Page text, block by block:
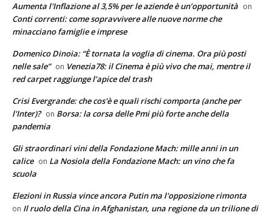
Aumenta l'Inflazione al 3,5% per le aziende è un’opportunità on
Conti correnti: come sopravvivere alle nuove norme che
minacciano famiglie e imprese
Domenico Dinoia: “È tornata la voglia di cinema. Ora più posti
nelle sale” on Venezia78: il Cinema è più vivo che mai, mentre il
red carpet raggiunge l’apice del trash
Crisi Evergrande: che cos'è e quali rischi comporta (anche per
l'Inter)? on Borsa: la corsa delle Pmi più forte anche della
pandemia
Gli straordinari vini della Fondazione Mach: mille anni in un
calice on La Nosiola della Fondazione Mach: un vino che fa
scuola
Elezioni in Russia vince ancora Putin ma l'opposizione rimonta
on Il ruolo della Cina in Afghanistan, una regione da un trilione di